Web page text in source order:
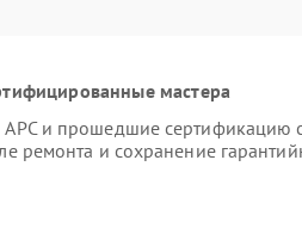
мастера
и прошедшие сертификацию
ремонта и сохранение